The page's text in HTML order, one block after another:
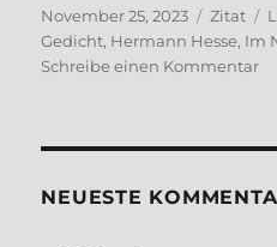
Veröffentlicht
am
November 25, 2023 Format
Zitat
Gedicht, Hermann Hesse, Im
Schreibe einen Kommentarzu
NEUE­STE